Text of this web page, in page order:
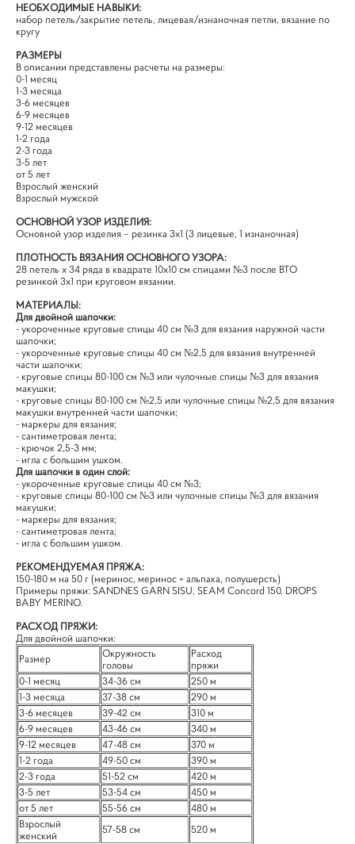
НЕОБХОДИМЫЕ НАВЫКИ:
набор петель/закрытие петель, лицевая/изнаночная петли, вязание по
кругу
РАЗМЕРЫ
В описании представлены расчеты на размеры: ​
0-1 месяц
1-3 месяца
3-6 месяцев
6-9 месяцев
9-12 месяцев
1-2 года
2-3 года
3-5 лет
от 5 лет
Взрослый женский
Взрослый мужской
ОСНОВНОЙ УЗОР ИЗДЕЛИЯ:
Основной узор изделия – резинка 3х1 (3 лицевые, 1 изнаночная)
ПЛОТНОСТЬ ВЯЗАНИЯ ОСНОВНОГО УЗОРА:
28 петель х 34 ряда в квадрате 10х10 см спицами №3 после ВТО
резинкой 3х1 при круговом вязании.
МАТЕРИАЛЫ:
Для двойной шапочки:
- укороченные круговые спицы 40 см №3 для вязания наружной части
шапочки;
- укороченные круговые спицы 40 см №2,5 для вязания внутренней
части шапочки;
- круговые спицы 80-100 см №3 или чулочные спицы №3 для вязания
макушки;
- круговые спицы 80-100 см №2,5 или чулочные спицы №2,5 для вязания
макушки внутренней части шапочки;
- маркеры для вязания;
- сантиметровая лента;
- крючок 2,5-3 мм;
- игла с большим ушком.
Для шапочки в один слой:
- укороченные круговые спицы 40 см №3;
- круговые спицы 80-100 см №3 или чулочные спицы №3 для вязания
макушки;
- маркеры для вязания;
- сантиметровая лента;
- игла с большим ушком.
РЕКОМЕНДУЕМАЯ ПРЯЖА:
150-180 м на 50 г (меринос, меринос + альпака, полушерсть)
Примеры пряжи: SANDNES GARN SISU, SEAM Concord 150, DROPS
BABY MERINO.
РАСХОД ПРЯЖИ:
Для двойной шапочки:
Размер
Окружность
головы
Расход
пряжи
0-1 месяц
34-36 см
250 м
1-3 месяца
37-38 см
290 м
3-6 месяцев
39-42 см
310 м
6-9 месяцев
43-46 см
340 м
9-12 месяцев
47-48 см
370 м
1-2 года
49-50 см
390 м
2-3 года
51-52 см
420 м
3-5 лет
53-54 см
450 м
от 5 лет
55-56 см
480 м
Взрослый
женский
57-58 см
520 м